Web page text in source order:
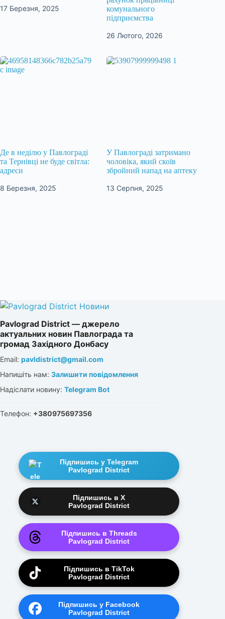
17 Березня, 2025
комунального
підприємства
26 Лютого, 2026
Де в неділю у Павлограді
та Тернівці не буде світла:
адреси
8 Березня, 2025
У Павлограді затримано
чоловіка, який скоїв
збройний напад на аптеку
13 Серпня, 2025
Pavlograd District — джерело
актуальних новин Павлограда та
громад Західного Донбасу
Email: pavldistrict@gmail.com
Напишіть нам: Залишити повідомлення
Надіслати новину: Telegram Bot
Телефон: +380975697356
Підпишись у Telegram
Pavlograd District
Підпишись в X
Pavlograd District
Підпишись в Threads
Pavlograd District
Підпишись в TikTok
Pavlograd District
Підпишись у Facebook
Pavlograd District